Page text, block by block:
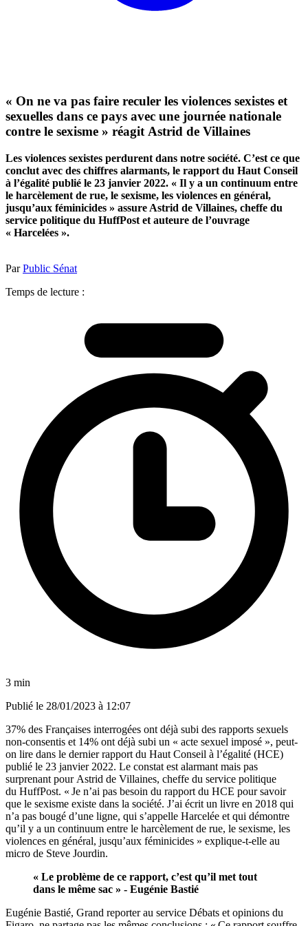
« On ne va pas faire reculer les violences sexistes et
sexuelles dans ce pays avec une journée nationale
contre le sexisme » réagit Astrid de Villaines
Les violences sexistes perdurent dans notre société. C’est ce que
conclut avec des chiffres alarmants, le rapport du Haut Conseil
à l’égalité publié le 23 janvier 2022. « Il y a un continuum entre
le harcèlement de rue, le sexisme, les violences en général,
jusqu’aux féminicides » assure Astrid de Villaines, cheffe du
service politique du HuffPost et auteure de l’ouvrage
« Harcelées ».
ParPublic Sénat
Temps de lecture :
3 min
Publié le 28/01/2023 à 12:07
37% des Françaises interrogées ont déjà subi des rapports sexuels
non-consentis et 14% ont déjà subi un « acte sexuel imposé », peut-
on lire dans le dernier rapport du Haut Conseil à l’égalité (HCE)
publié le 23 janvier 2022. Le constat est alarmant mais pas
surprenant pour Astrid de Villaines, cheffe du service politique
du HuffPost. « Je n’ai pas besoin du rapport du HCE pour savoir
que le sexisme existe dans la société. J’ai écrit un livre en 2018 qui
n’a pas bougé d’une ligne, qui s’appelle Harcelée et qui démontre
qu’il y a un continuum entre le harcèlement de rue, le sexisme, les
violences en général, jusqu’aux féminicides » explique-t-elle au
micro de Steve Jourdin.
« Le problème de ce rapport, c’est qu’il met tout
dans le même sac » - Eugénie Bastié
Eugénie Bastié, Grand reporter au service Débats et opinions du